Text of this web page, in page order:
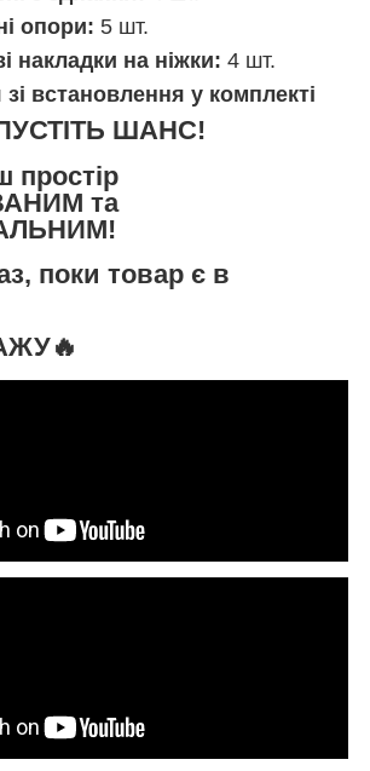
опори: 5 шт.
накладки на ніжки: 4 шт.
зі встановлення у комплекті
ШАНС!
простір
та
!
поки товар є в